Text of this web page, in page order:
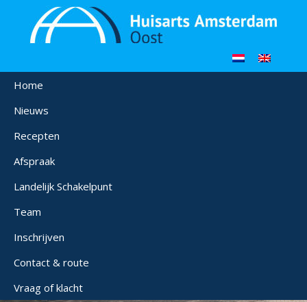
Home
Nieuws
Recepten
Afspraak
Landelijk Schakelpunt
Team
Inschrijven
Contact & route
Vraag of klacht